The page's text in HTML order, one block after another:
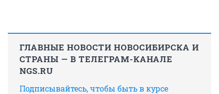
ГЛАВНЫЕ НОВОСТИ НОВОСИБИРСКА И
СТРАНЫ — В ТЕЛЕГРАМ-КАНАЛЕ
NGS.RU
Подписывайтесь, чтобы быть в курсе